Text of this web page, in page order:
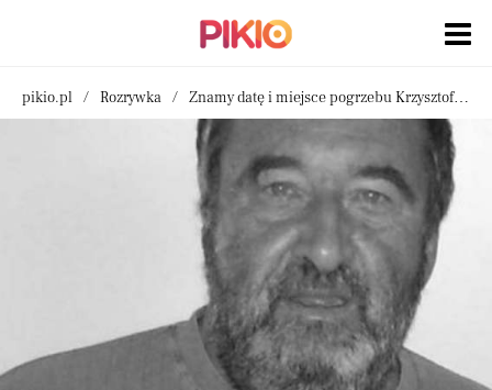
pikio.pl Rozrywka Znamy datę i miejsce pogrzebu Krzysztofa Kowalewskiego. Nie obyło się bez problemów